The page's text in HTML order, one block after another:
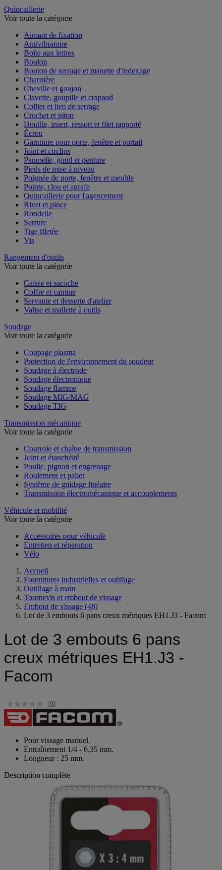
Quincaillerie
Voir toute la catégorie
Aimant de fixation
Antivibratoire
Boîte aux lettres
Boulon
Bouton de serrage et manette d'indexage
Charnière
Cheville et goujon
Clavette, goupille et crapaud
Collier et lien de serrage
Crochet et piton
Douille, insert, ressort et filet rapporté
Écrou
Garniture pour porte, fenêtre et portail
Joint et circlips
Paumelle, gond et penture
Pieds de mise à niveau
Poignée de porte, fenêtre et meuble
Pointe, clou et agrafe
Quincaillerie pour l'agencement
Rivet et pince
Rondelle
Serrure
Tige filetée
Vis
Rangement d'outils
Voir toute la catégorie
Caisse et sacoche
Coffre et cantine
Servante et desserte d'atelier
Valise et mallette à outils
Soudage
Voir toute la catégorie
Coupage plasma
Protection de l'environnement du soudeur
Soudage à électrode
Soudage électronique
Soudage flamme
Soudage MIG/MAG
Soudage TIG
Transmission mécanique
Voir toute la catégorie
Courroie et chaîne de transmission
Joint et étanchéité
Poulie, pignon et engrenage
Roulement et palier
Système de guidage linéaire
Transmission électromécanique et accouplements
Véhicule et mobilité
Voir toute la catégorie
Accessoires pour véhicule
Entretien et réparation
Vélo
Accueil
Fournitures industrielles et outillage
Outillage à main
Tournevis et embout de vissage
Embout de vissage (48)
Lot de 3 embouts 6 pans creux métriques EH1.J3 - Facom
Lot de 3 embouts 6 pans
creux métriques EH1.J3 -
Facom
(0)
Pour vissage manuel.
Entraînement 1/4 - 6,35 mm.
Longueur : 25 mm.
Description complète